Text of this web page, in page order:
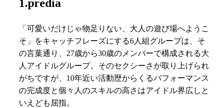
1.predia
「可愛いだけじゃ物足りない、大人の遊び場へようこ
そ」をキャッチフレーズにする6人組グループは、そ
の言葉通り、27歳から30歳のメンバーで構成される大
人アイドルグループ。そのセクシーさが取り上げられ
がちですが、10年近い活動歴からくるパフォーマンス
の完成度と個々人のスキルの高さはアイドル界広しと
いえども屈指。